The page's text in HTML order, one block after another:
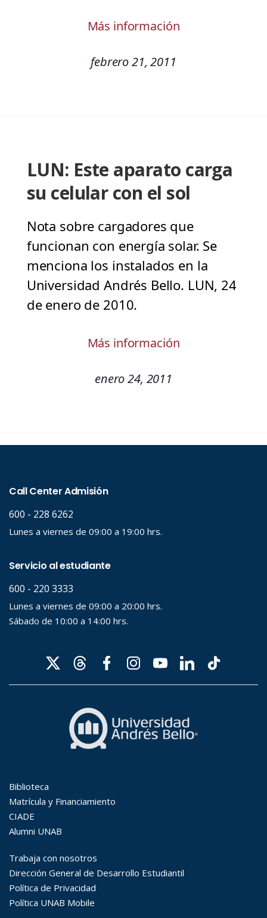
Más información
febrero 21, 2011
LUN: Este aparato carga
su celular con el sol
Nota sobre cargadores que
funcionan con energía solar. Se
menciona los instalados en la
Universidad Andrés Bello. LUN, 24
de enero de 2010.
Más información
enero 24, 2011